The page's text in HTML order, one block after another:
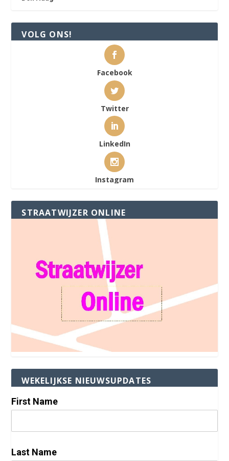
VOLG ONS!
Facebook
Twitter
LinkedIn
Instagram
STRAATWIJZER ONLINE
WEKELIJKSE NIEUWSUPDATES
First Name
Last Name